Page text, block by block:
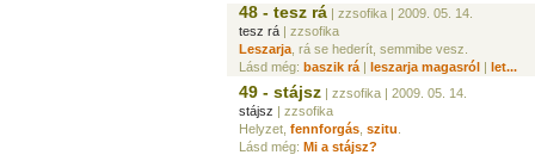
48 - tesz rá | zzsofika | 2009. 05. 14.
tesz rá | zzsofika
Leszarja , rá se hederít, semmibe vesz.
Lásd még: baszik rá | leszarja magasról | let...
49 - stájsz | zzsofika | 2009. 05. 14.
stájsz | zzsofika
Helyzet, fennforgás szitu
Lásd még: Mi a stájsz?